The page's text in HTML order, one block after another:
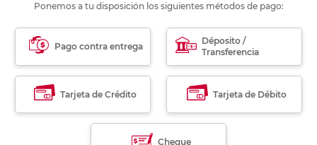
Ponemos a tu disposición los siguientes métodos de pago:
Pago contra entrega
Déposito /
Transferencia
Tarjeta de Crédito Tarjeta de Débito
Cheque